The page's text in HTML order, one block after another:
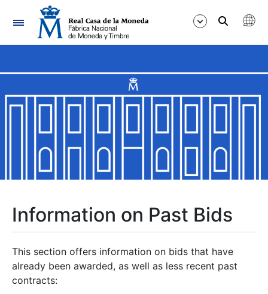
Navigation
Show/Hide
Show/Hide
Show/Hide
Information on Past Bids
This section offers information on bids that have
already been awarded, as well as less recent past
contracts: